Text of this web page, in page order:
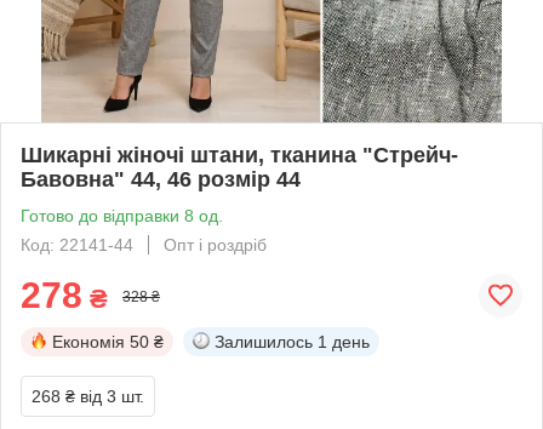
Шикарні жіночі штани, тканина "Стрейч-
Бавовна" 44, 46 розмір 44
Готово до відправки 8 од.
Код: 22141-44
Опт і роздріб
278 ₴ 328 ₴
Економія 50 ₴ Залишилось 1 день
268 ₴ від 3 шт.